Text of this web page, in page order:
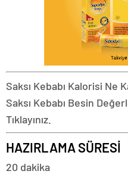
Saksı Kebabı Kalorisi Ne
Saksı Kebabı Besin
Tıklayınız.
HAZIRLAMA SÜRESİ
20 dakika